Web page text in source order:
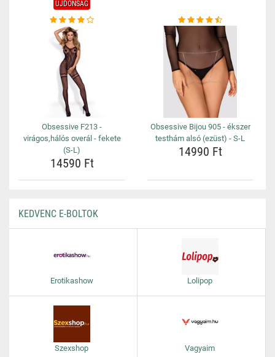
ÚJDONSÁG
Obsessive F213 -
virágos,hálós overál - fekete
(S-L)
14590 Ft
Obsessive Bijou 905 - ékszer
testhám alsó (ezüst) - S-L
14990 Ft
KEDVENC E-BOLTOK
Erotikashow Lolipop
Szexshop Vagyaim